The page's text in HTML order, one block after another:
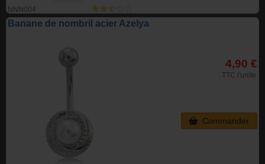
NNN004
Banane de nombril acier Azelya
4,90 €
TTC l'unite
Commander